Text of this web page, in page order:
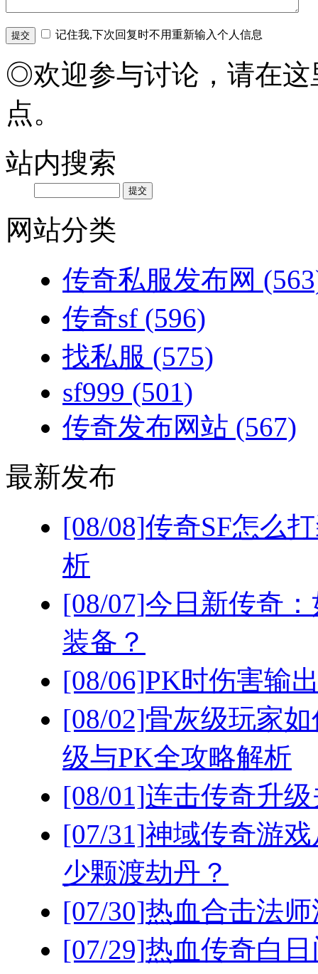
记住我,下次回复时不用重新输入个人信息
◎欢迎参与讨论，请在这
点。
站内搜索
网站分类
传奇私服发布网
传奇sf (596)
找私服 (575)
sf999 (501)
传奇发布网站 (567)
最新发布
[08/08]传奇SF怎么
析
[08/07]今日新传奇
装备？
[08/06]PK时伤害输
[08/02]骨灰级玩家
级与PK全攻略解析
[08/01]连击传奇升
[07/31]神域传奇游
少颗渡劫丹？
[07/30]热血合击法
[07/29]热血传奇白